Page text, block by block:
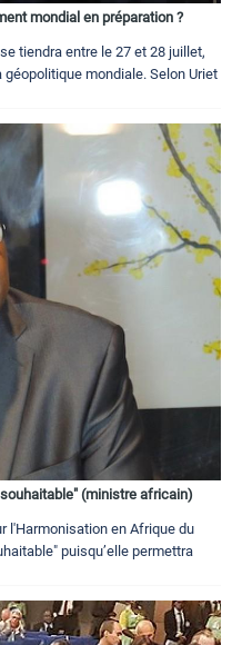
mondial en préparation ?
tiendra entre le 27 et 28 juillet,
mondiale. Selon Uriet
(ministre africain)
l'Harmonisation en Afrique du
puisqu’elle permettra